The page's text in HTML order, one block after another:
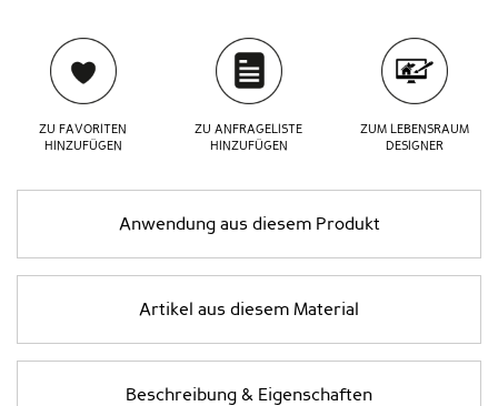
ZU FAVORITEN
HINZUFÜGEN
ZU ANFRAGELISTE
HINZUFÜGEN
ZUM LEBENSRAUM
DESIGNER
Anwendung aus diesem Produkt
Artikel aus diesem Material
Beschreibung & Eigenschaften